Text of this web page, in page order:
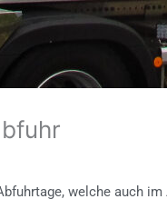
welche auch